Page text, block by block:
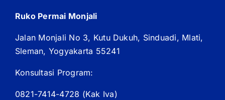
Ruko Permai Monjali
Jalan Monjali No 3, Kutu Dukuh, Sinduadi, Mlati,
Sleman, Yogyakarta 55241
Konsultasi Program:
0821-7414-4728 (Kak Iva)